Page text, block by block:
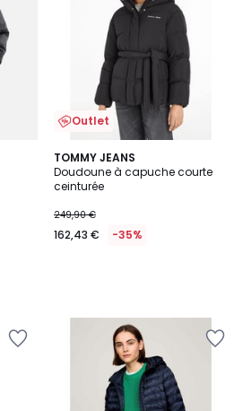
Outlet
TOMMY JEANS
Doudoune à capuche courte
ceinturée
249,90 €
162,43 € -35%